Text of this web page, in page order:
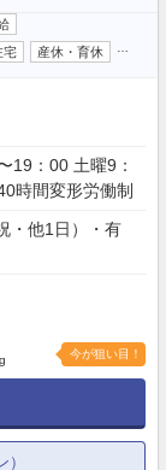
宅 産休・育休
19：00 土曜9：
時間変形労働制
・他1日）・有
今が狙い目！